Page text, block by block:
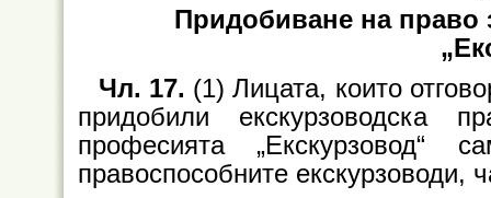
Придобиване на право
Чл. 17. (1) Лицата, които
придобили екскурзоводска
професията
правоспособните екскурзоводи,